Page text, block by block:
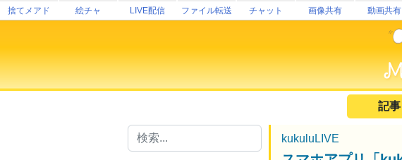
捨てメアド 絵チャ LIVE配信 ファイル転送 チャット 画像共有 動画共有
記事
kukuluLIVE